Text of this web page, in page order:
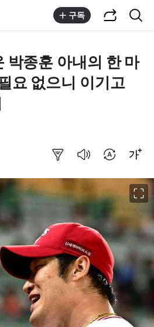
구독
박종훈 아내의 한 마
요 없으니 이기고